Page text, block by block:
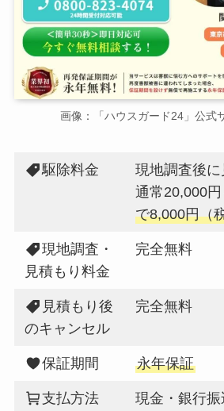
画像：「ハウスガード24」公式
駆除料金
現地調査後
通常20,000
で8,000円（
現地調査・
見積もり料金
完全無料
見積もり後
のキャンセル
完全無料
保証期間 永年保証
支払方法
現金・銀行振